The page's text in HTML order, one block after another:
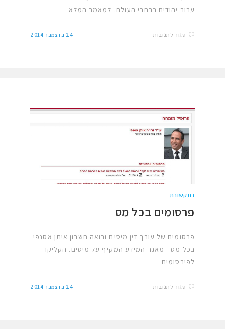
עבור יהודים ברחבי העולם. למאמר המלא
סגור לתגובות 24 בדצמבר 2014
בתקשורת
פרסומים בכל מס
פרסומים של עורך דין מיסים ורואה חשבון איתן אסנפי
בכל מס - מאגר המידע המקיף על מיסים. הקליקו
לפירסומים
סגור לתגובות 24 בדצמבר 2014